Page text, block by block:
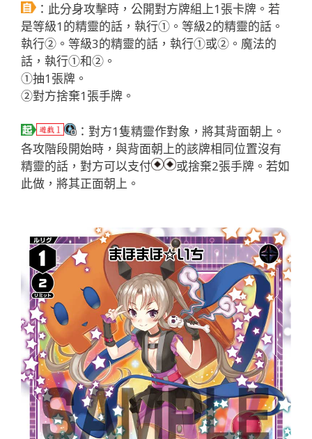
：此分身攻擊時，公開對方牌組上1張卡牌。若
是等級1的精靈的話，執行①。等級2的精靈的話。
執行②。等級3的精靈的話，執行①或②。魔法的
話，執行①和②。
①抽1張牌。
②對方捨棄1張手牌。
：對方1隻精靈作對象，將其背面朝上。
各攻階段開始時，與背面朝上的該牌相同位置沒有
精靈的話，對方可以支付
或捨棄2張手牌。若如
此做，將其正面朝上。